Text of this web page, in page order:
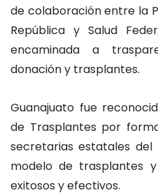
de colaboración entre la
República y Salud
encaminada a
donación y trasplantes.
Guanajuato fue
de Trasplantes por
secretarias estatales
modelo de trasplantes
exitosos y efectivos.